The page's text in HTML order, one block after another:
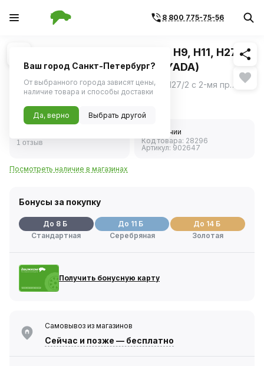
8 800 775-75-56
1/1 Похожие
Колодка проводки лампы H8, H9, H11, H27/2
с 2-мя проводами, пластик (YADA)
Колодка проводки лампы H8, H9, H11, H27/2 с 2-мя проводами, пластик &#40;YADA&#41; ещё
1 отзыв
В наличии
Код товара: 28296
Артикул: 902647
Посмотреть наличие в магазинах
Бонусы за покупку
До 8 Б
Стандартная
До 11 Б
Серебряная
До 14 Б
Золотая
Получить бонусную карту
Самовывоз из магазинов
Сейчас и позже — бесплатно
Ваш город Санкт-Петербург?
От выбранного города зависят цены,
наличие товара и способы доставки
Да, верно Выбрать другой